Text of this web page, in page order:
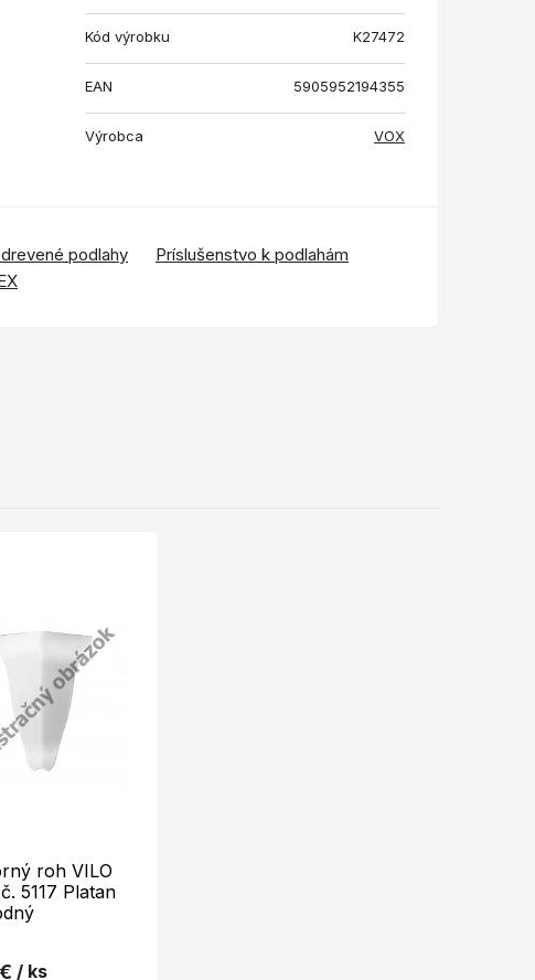
Kód výrobku K27472
EAN 5905952194355
Výrobca VOX
podlahy
Príslušenstvo k podlahám
roh VILO
5117 Platan
/ ks